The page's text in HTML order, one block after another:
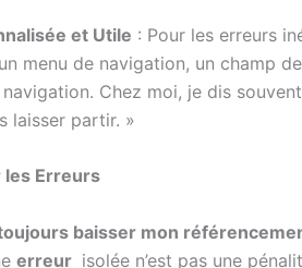
et Utile : Pour les erreurs
menu de navigation, un champ
Chez moi, je dis
laisser partir. »
les Erreurs
baisser mon
erreur isolée n’est pas une